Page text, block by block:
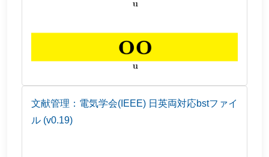
文献管理：電気学会(IEEE) 日英両対応bstファイ
ル (v0.19)